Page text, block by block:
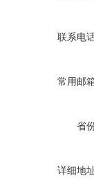
联系电
常用邮
省
详细地